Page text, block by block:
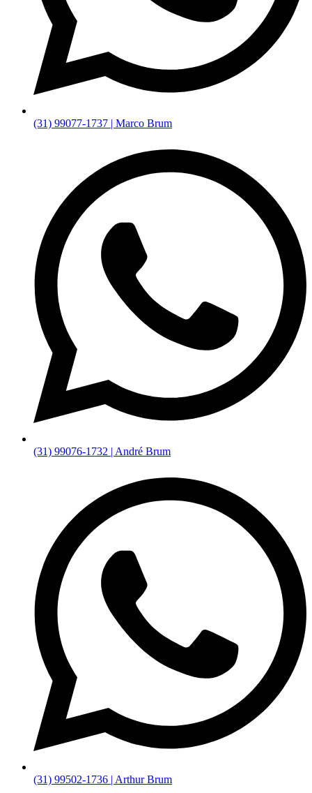
(31) 99077-1737 | Marco Brum
(31) 99076-1732 | André Brum
(31) 99502-1736 | Arthur Brum